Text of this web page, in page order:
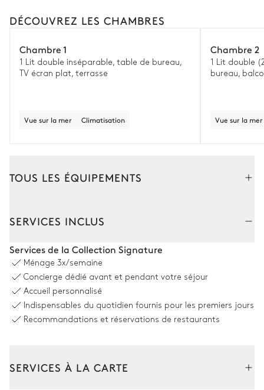
DÉCOUVREZ LES CHAMBRES
Chambre 1
1 Lit double inséparable, table de bureau,
TV écran plat, terrasse
Vue sur la mer Climatisation
Chambre 2
1 Lit double
bureau,
Vue sur la mer
TOUS LES ÉQUIPEMENTS
Terrain de pétanque
SERVICES INCLUS
Services de la Collection Signature
Ménage 3x/semaine
Concierge dédié avant et pendant votre séjour
Accueil personnalisé
Indispensables du quotidien fournis pour les premiers jours
Recommandations et réservations de restaurants
SERVICES À LA CARTE